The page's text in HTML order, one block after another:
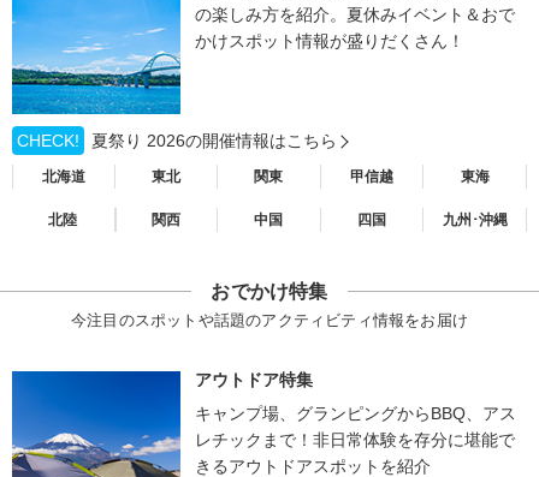
の楽しみ方を紹介。夏休みイベント＆おで
かけスポット情報が盛りだくさん！
CHECK! 夏祭り 2026の開催情報はこちら
北海道 東北 関東 甲信越 東海
北陸 関西 中国 四国 九州･沖縄
おでかけ特集
今注目のスポットや話題のアクティビティ情報をお届け
アウトドア特集
キャンプ場、グランピングからBBQ、アス
レチックまで！非日常体験を存分に堪能で
きるアウトドアスポットを紹介